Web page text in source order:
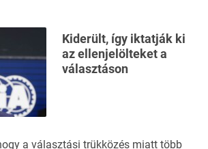
Kiderült, így iktatják ki
az ellenjelölteket a
választáson
a választási trükközés miatt több